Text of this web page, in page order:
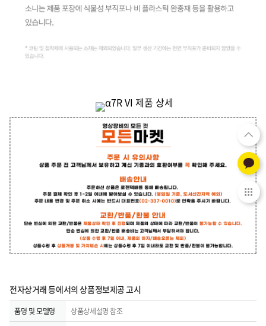
전자상거래 등에서의 상품정보제공 고시
품명 및 모델명
상품상세설명 참조